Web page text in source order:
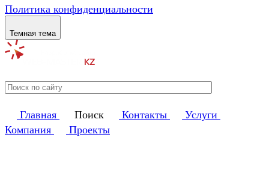
Политика конфиденциальности
Темная тема
Главная Поиск Контакты
Услуги
Компания
Проекты